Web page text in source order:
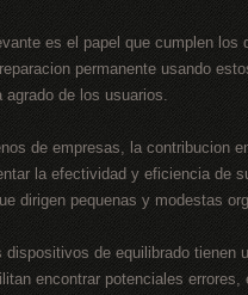
es el papel que cumplen
permanente usando
agrado de los usuarios.
de empresas, la contribucion
la efectividad y eficiencia de
dirigen pequenas y modestas
dispositivos de equilibrado
encontrar potenciales